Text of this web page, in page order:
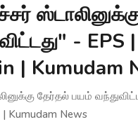
- EPS
| Kumudam
தேர்தல் பயம்
Kumudam News